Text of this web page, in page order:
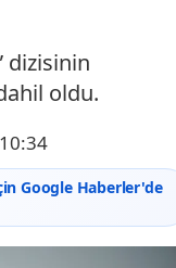
dizisinin
oldu.
Google Haberler'de